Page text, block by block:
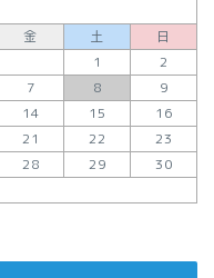
金 土
日
1
2
7 8
9
14 15
16
21 22
23
28 29
30